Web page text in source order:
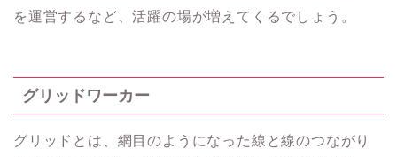
を運営するなど、活躍の場が増えてくるでしょう。
グリッドワーカー
グリッドとは、網目のようになった線と線のつながり